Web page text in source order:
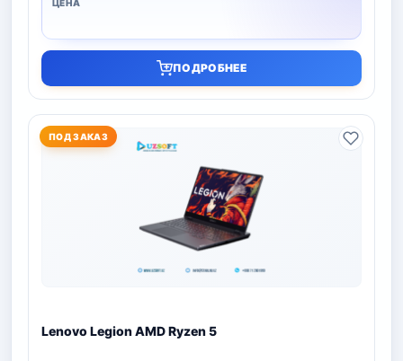
ПОДРОБНЕЕ
ПОД ЗАКАЗ
Lenovo Legion AMD Ryzen 5